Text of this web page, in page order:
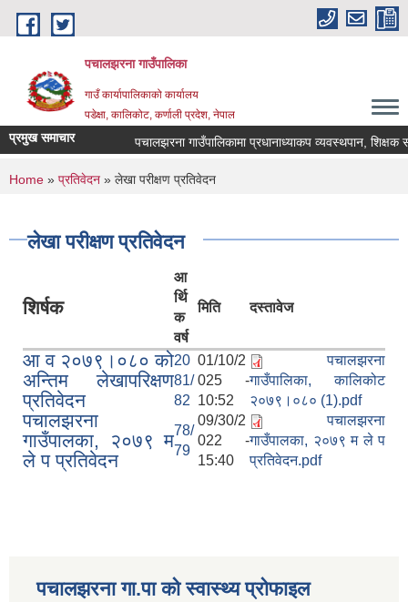
Skip to main content
पचालझरना गाउँपालिका
गाउँ कार्यापालिकाको कार्यालय
पडेक्षा, कालिकोट, कर्णाली प्रदेश, नेपाल
प्रमुख समाचार पचालझरना गाउँपालिकामा प्रधानाध्याकप व्यवस्थपान, शिक्षक
You are here
Home » प्रतिवेदन » लेखा परीक्षण प्रतिवेदन
लेखा परीक्षण प्रतिवेदन
शिर्षक
आ
र्थि
क
वर्ष
मिति दस्तावेज
आ व २०७९।०८० को
अन्तिम लेखापरिक्षण
प्रतिवेदन
20
81/
82
01/10/2
025 -
10:52
पचालझरना
गाउँपालिका, कालिकोट
२०७९।०८० (1).pdf
पचालझरना
गाउँपालका, २०७९ म
ले प प्रतिवेदन
78/
79
09/30/2
022 -
15:40
पचालझरना
गाउँपालका, २०७९ म ले प
प्रतिवेदन.pdf
पचालझरना गा.पा को स्वास्थ्य प्रोफाइल